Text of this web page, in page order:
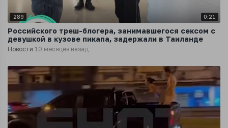
289 0:21
Российского треш-блогера, занимавшегося сексом с
девушкой в кузове пикапа, задержали в Таиланде
Новости 10 месяцев назад